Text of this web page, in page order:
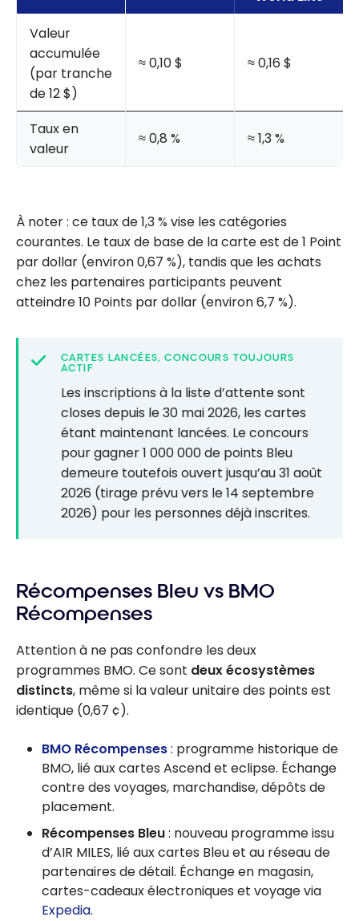
Valeur
accumulée
(par tranche
de 12 $)
≈ 0,10 $ ≈ 0,16 $
Taux en
valeur
≈ 0,8 % ≈ 1,3 %
À noter : ce taux de 1,3 % vise les catégories
courantes. Le taux de base de la carte est de 1 Point
par dollar (environ 0,67 %), tandis que les achats
chez les partenaires participants peuvent
atteindre 10 Points par dollar (environ 6,7 %).
CARTES LANCÉES, CONCOURS TOUJOURS
ACTIF
Les inscriptions à la liste d’attente sont
closes depuis le 30 mai 2026, les cartes
étant maintenant lancées. Le concours
pour gagner 1 000 000 de points Bleu
demeure toutefois ouvert jusqu’au 31 août
2026 (tirage prévu vers le 14 septembre
2026) pour les personnes déjà inscrites.
Récompenses Bleu vs BMO
Récompenses
Attention à ne pas confondre les deux
programmes BMO. Ce sont deux écosystèmes
distincts, même si la valeur unitaire des points est
identique (0,67 ¢).
BMO Récompenses: programme historique de
BMO, lié aux cartes Ascend et eclipse. Échange
contre des voyages, marchandise, dépôts de
placement.
Récompenses Bleu: nouveau programme issu
d’AIR MILES, lié aux cartes Bleu et au réseau de
partenaires de détail. Échange en magasin,
cartes-cadeaux électroniques et voyage via
Expedia.